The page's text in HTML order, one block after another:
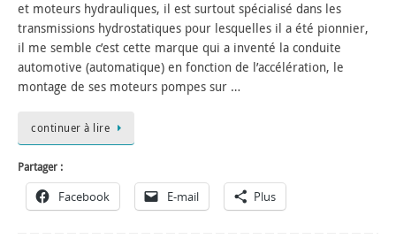
et moteurs hydrauliques, il est surtout spécialisé dans les
transmissions hydrostatiques pour lesquelles il a été pionnier,
il me semble c’est cette marque qui a inventé la conduite
automotive (automatique) en fonction de l’accélération, le
montage de ses moteurs pompes sur …
continuer à lire
Partager :
Facebook E-mail Plus